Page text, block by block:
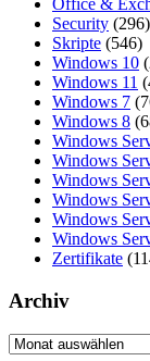
Office &
Security (296)
Skripte (546)
Windows 10
Windows 11
Windows 7
Windows 8
Windows
Windows
Windows
Windows
Windows
Windows
Zertifikate
Archiv
Archiv